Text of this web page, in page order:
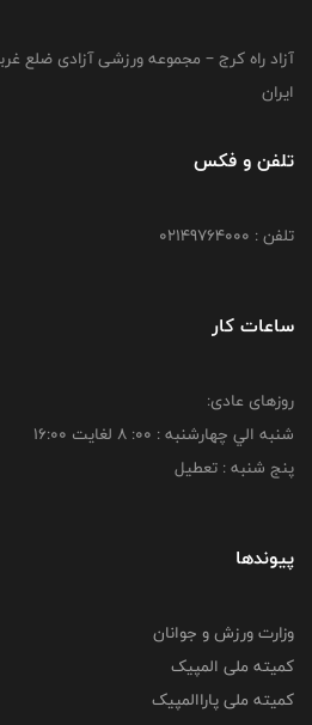
آزاد راه کرج – مجموعه ورزشی آزادی ضلع
ایران
تلفن و فکس
تلفن : 02149764000
ساعات کار
روزهای عادی:
شنبه الي چهارشنبه : 00: 8 لغايت 16:00
پنج شنبه : تعطیل
پیوندها
وزارت ورزش و جوانان
کمیته ملی المپیک
کمیته ملی پاراالمپیک